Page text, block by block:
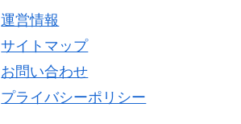
運営情報
サイトマップ
お問い合わせ
プライバシーポリシー